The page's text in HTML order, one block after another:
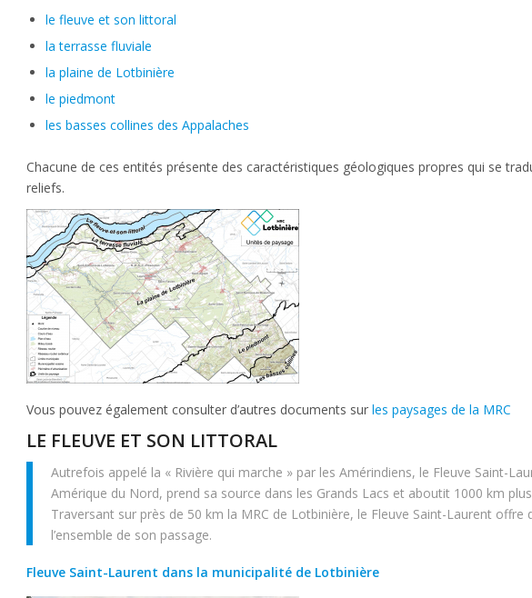
le fleuve et son littoral
la terrasse fluviale
la plaine de Lotbinière
le piedmont
les basses collines des Appalaches
Chacune de ces entités présente des caractéristiques géologiques propres qui se
reliefs.
Vous pouvez également consulter d’autres documents sur les paysages de la MRC
LE FLEUVE ET SON LITTORAL
Autrefois appelé la « Rivière qui marche » par les Amérindiens, le Fleuve Saint-
Amérique du Nord, prend sa source dans les Grands Lacs et aboutit 1000 km
Traversant sur près de 50 km la MRC de Lotbinière, le Fleuve Saint-Laurent offre
l’ensemble de son passage.
Fleuve Saint-Laurent dans la municipalité de Lotbinière